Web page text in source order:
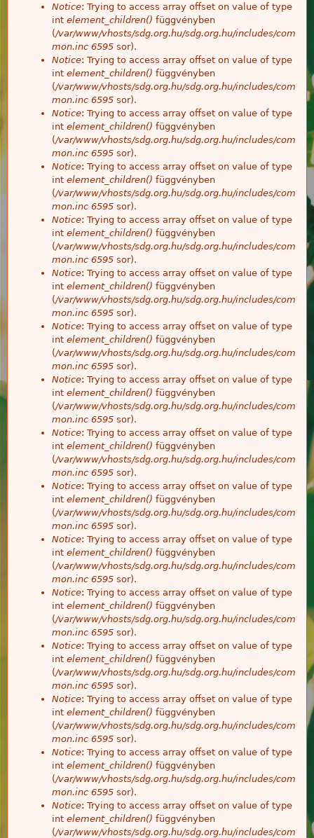
Notice: Trying to access array offset on value of type
int element_children() függvényben
(/var/www/vhosts/sdg.org.hu/sdg.org.hu/includes/com
mon.inc 6595 sor).
Notice: Trying to access array offset on value of type
int element_children() függvényben
(/var/www/vhosts/sdg.org.hu/sdg.org.hu/includes/com
mon.inc 6595 sor).
Notice: Trying to access array offset on value of type
int element_children() függvényben
(/var/www/vhosts/sdg.org.hu/sdg.org.hu/includes/com
mon.inc 6595 sor).
Notice: Trying to access array offset on value of type
int element_children() függvényben
(/var/www/vhosts/sdg.org.hu/sdg.org.hu/includes/com
mon.inc 6595 sor).
Notice: Trying to access array offset on value of type
int element_children() függvényben
(/var/www/vhosts/sdg.org.hu/sdg.org.hu/includes/com
mon.inc 6595 sor).
Notice: Trying to access array offset on value of type
int element_children() függvényben
(/var/www/vhosts/sdg.org.hu/sdg.org.hu/includes/com
mon.inc 6595 sor).
Notice: Trying to access array offset on value of type
int element_children() függvényben
(/var/www/vhosts/sdg.org.hu/sdg.org.hu/includes/com
mon.inc 6595 sor).
Notice: Trying to access array offset on value of type
int element_children() függvényben
(/var/www/vhosts/sdg.org.hu/sdg.org.hu/includes/com
mon.inc 6595 sor).
Notice: Trying to access array offset on value of type
int element_children() függvényben
(/var/www/vhosts/sdg.org.hu/sdg.org.hu/includes/com
mon.inc 6595 sor).
Notice: Trying to access array offset on value of type
int element_children() függvényben
(/var/www/vhosts/sdg.org.hu/sdg.org.hu/includes/com
mon.inc 6595 sor).
Notice: Trying to access array offset on value of type
int element_children() függvényben
(/var/www/vhosts/sdg.org.hu/sdg.org.hu/includes/com
mon.inc 6595 sor).
Notice: Trying to access array offset on value of type
int element_children() függvényben
(/var/www/vhosts/sdg.org.hu/sdg.org.hu/includes/com
mon.inc 6595 sor).
Notice: Trying to access array offset on value of type
int element_children() függvényben
(/var/www/vhosts/sdg.org.hu/sdg.org.hu/includes/com
mon.inc 6595 sor).
Notice: Trying to access array offset on value of type
int element_children() függvényben
(/var/www/vhosts/sdg.org.hu/sdg.org.hu/includes/com
mon.inc 6595 sor).
Notice: Trying to access array offset on value of type
int element_children() függvényben
(/var/www/vhosts/sdg.org.hu/sdg.org.hu/includes/com
mon.inc 6595 sor).
Notice: Trying to access array offset on value of type
int element_children() függvényben
(/var/www/vhosts/sdg.org.hu/sdg.org.hu/includes/com